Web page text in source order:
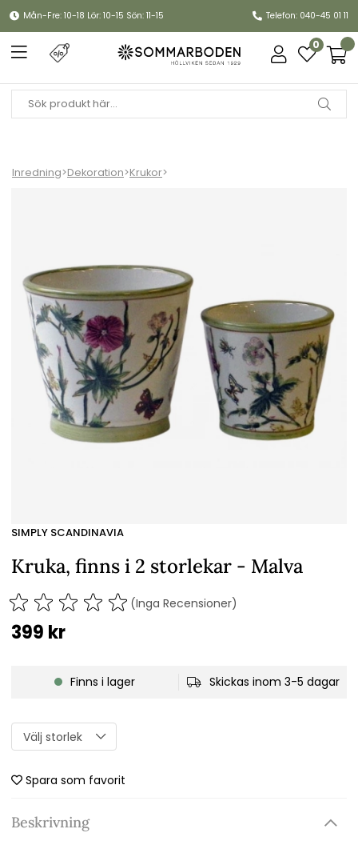
Mån-Fre: 10-18 Lör: 10-15 Sön: 11-15 Telefon: 040-45 01 11
0
Inredning>Dekoration>Krukor>
SIMPLY SCANDINAVIA
Kruka, finns i 2 storlekar - Malva
(Inga Recensioner)
399 kr
Finns i lager Skickas inom 3-5 dagar
Spara som favorit
Beskrivning